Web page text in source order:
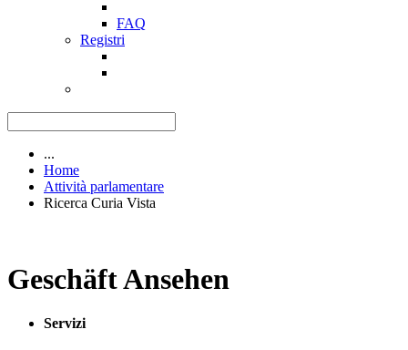
FAQ
Registri
...
Home
Attività parlamentare
Ricerca Curia Vista
Geschäft Ansehen
Servizi